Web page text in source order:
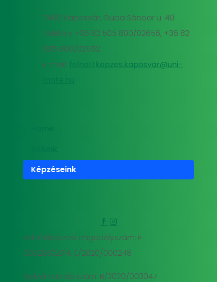
7400 Kaposvár, Guba Sándor u. 40.
Telefon: +36 82 505 800/02656, +36 82
505 800/02652
E-mail:
felnottkepzes.kaposvar@uni-
Képzéseink
Felnőttképzési engedélyszám: E-
000293/2014, E/2020/000248
Nyilvántartási szám: B/2020/003047